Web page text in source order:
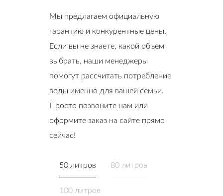
Мы предлагаем официальную
гарантию и конкурентные цены.
Если вы не знаете, какой объем
выбрать, наши менеджеры
помогут рассчитать потребление
воды именно для вашей семьи.
Просто позвоните нам или
оформите заказ на сайте прямо
сейчас!
50 литров 80 литров
100 литров